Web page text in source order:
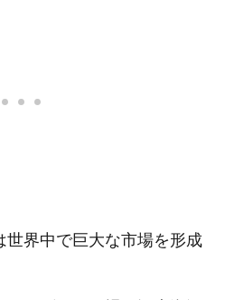
世界中で巨大な市場を形成